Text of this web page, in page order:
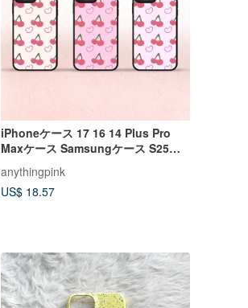
iPhoneケース 17 16 14 Plus Pro
Maxケース Samsungケース S25
anythingpink
US$ 18.57